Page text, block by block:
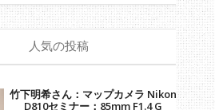
人気の投稿
竹下明希さん：マップカメラ Nikon
D810セミナー：85mm F1.4 G